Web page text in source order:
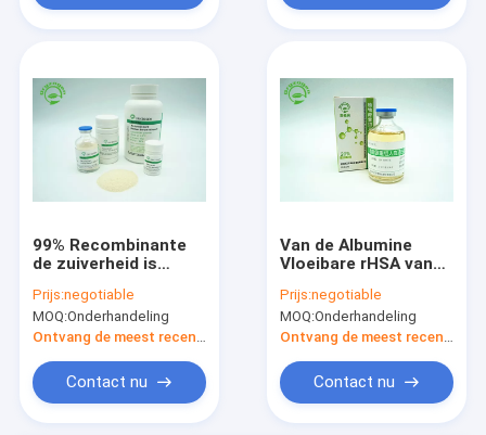
99% Recombinante
de zuiverheid is
Rijst Zelfde
Opeenvolging
aangezien het
Prijs:negotiable
MOQ:Onderhandeling
Ontvang de meest recente Prijs
Contact nu
Van de Albumine
Vloeibare rHSA van
Recombinante
Menselijke
Recombinante
7
Prijs:negotiable
MOQ:Onderhandeling
Ontvang de meest recente Prijs
Contact nu